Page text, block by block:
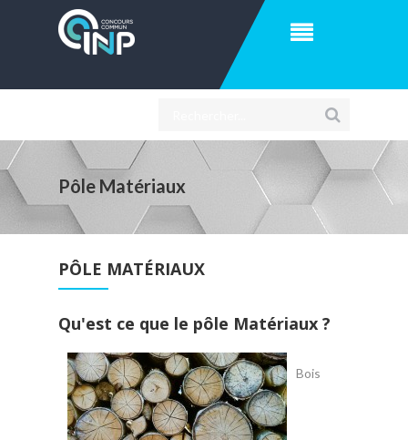
Pôle Matériaux
PÔLE MATÉRIAUX
Qu'est ce que le pôle Matériaux ?
Bois